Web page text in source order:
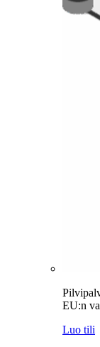
EU:n
Luo tili